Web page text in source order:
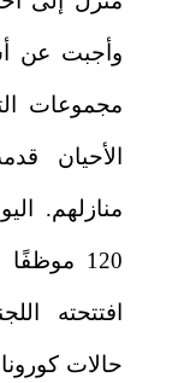
وأجبت عن
مجموعات
الأحيان
منازلهم.
120
افتتحته
حالات